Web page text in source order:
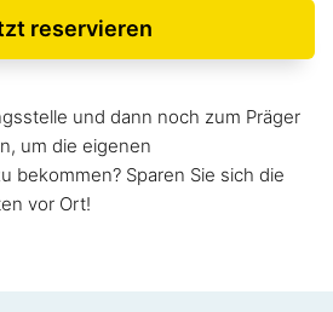
reservieren
und dann noch zum Präger
um die eigenen
bekommen? Sparen Sie sich die
vor Ort!